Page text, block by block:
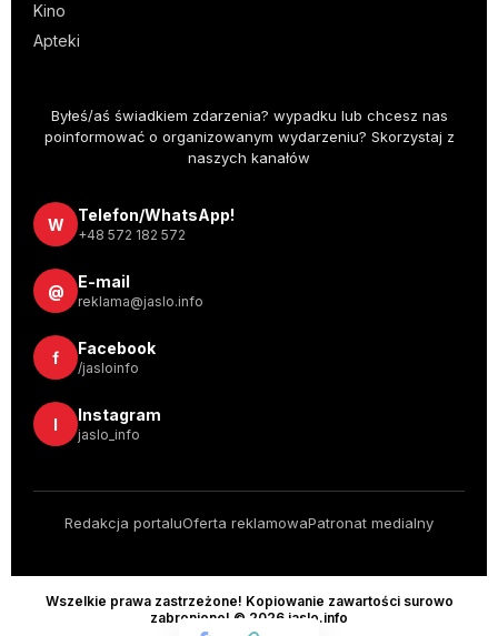
Kino
Apteki
Byłeś/aś świadkiem zdarzenia? wypadku lub chcesz nas
poinformować o organizowanym wydarzeniu? Skorzystaj z
naszych kanałów
W Telefon/WhatsApp!
+48 572 182 572
@ E-mail
reklama@jaslo.info
f Facebook
/jasloinfo
I Instagram
jaslo_info
Redakcja portaluOferta reklamowaPatronat medialny
Wszelkie prawa zastrzeżone! Kopiowanie zawartości surowo
zabronione! © 2026 jaslo.info